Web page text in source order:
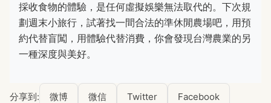
採收食物的體驗，是任何虛擬娛樂無法取代的。下次規
劃週末小旅行，試著找一間合法的準休閒農場吧，用預
約代替盲闖，用體驗代替消費，你會發現台灣農業的另
一種深度與美好。
分享到: 微博 微信 Twitter Facebook